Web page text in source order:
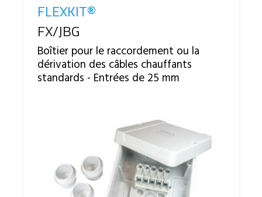
FLEXKIT®
Reference
FX/JBG
Boîtier pour le raccordement ou la
dérivation des câbles chauffants
standards - Entrées de 25 mm